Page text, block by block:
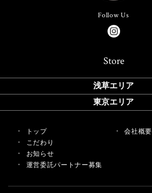
Follow Us
Store
浅草エリア
東京エリア
トップ
こだわり
お知らせ
運営委託パートナー募集
会社概要